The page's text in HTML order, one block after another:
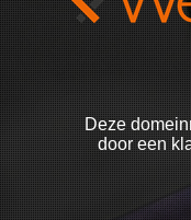
Deze
door een